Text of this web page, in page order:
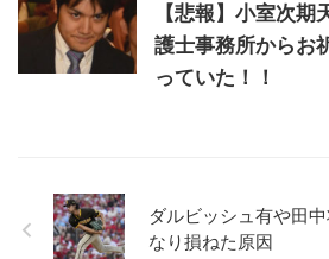
【悲報】小室次
護士事務所からお
っていた！！
ダルビッシュ有や田
なり損ねた原因